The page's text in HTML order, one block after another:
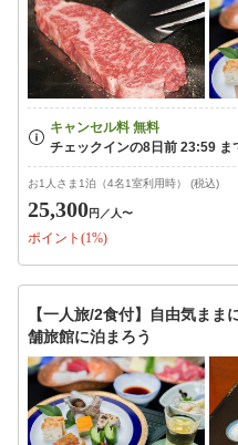
お1人さま1泊（4名1室利用時） (税込)
25,300円 ／人〜
ポイント(1%)
【一人旅/2食付】自由気ま
舗旅館に泊まろう